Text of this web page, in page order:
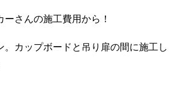
ーさんの施工費用から！
。カップボードと吊り扉の間に施工し